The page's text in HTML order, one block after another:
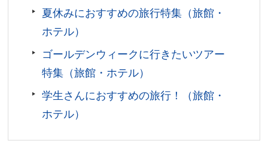
上野駅より徒歩約7分。
所在地／東京都台東区上野公園4-34
お問い合わせ／03-5685-2011
伊豆榮 公式サイト
夏休みにおすすめの旅行特集（旅館・
ホテル）
ゴールデンウィークに行きたいツアー
特集（旅館・ホテル）
学生さんにおすすめの旅行！（旅館・
ホテル）